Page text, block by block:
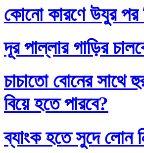
কোনো কারণে উযুর পর
দূর পাল্লার গাড়ির
চাচাতো বোনের সাথে
বিয়ে হতে পারবে?
ব্যাংক হতে সুদে লোন